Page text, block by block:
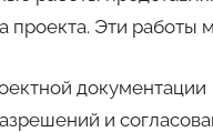
проекта. Эти работы
документации
и